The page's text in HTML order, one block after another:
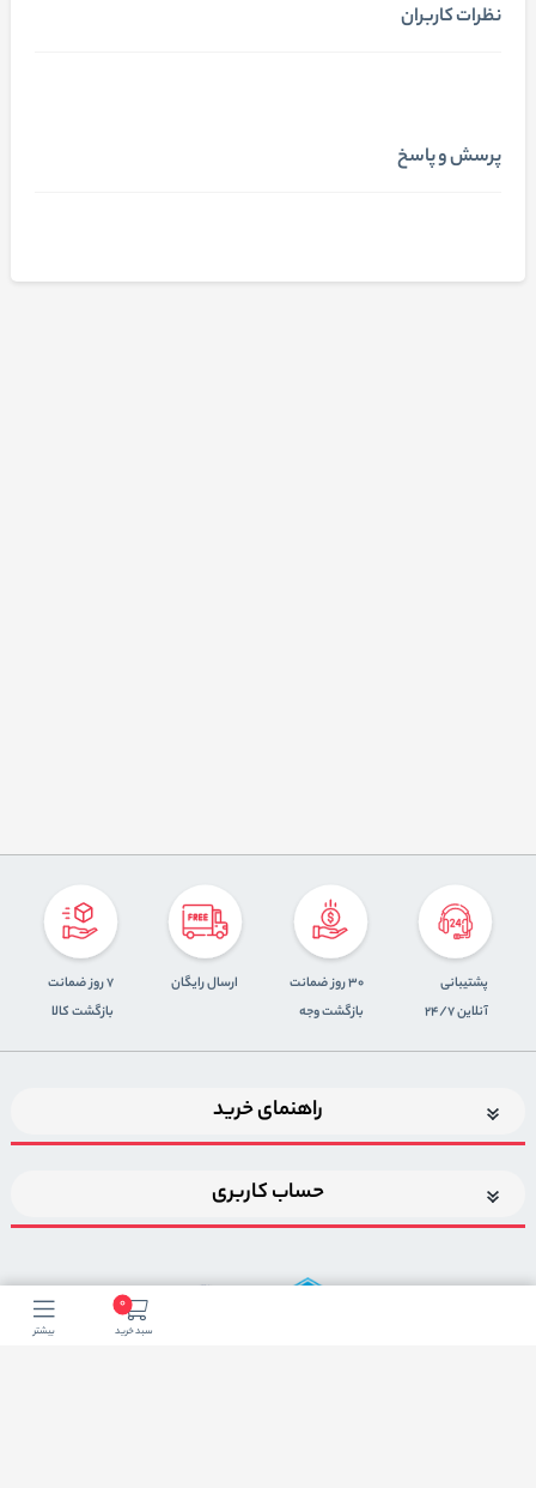
نظرات کاربران
پرسش و پاسخ
0
سبد خرید بیشتر
پشتیبانی
آنلاین 24/7
30 روز ضمانت
بازگشت وجه
ارسال رایگان
7 روز ضمانت
بازگشت کالا
راهنمای خرید
حساب کاربری